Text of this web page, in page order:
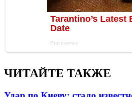
ЧИТАЙТЕ ТАКЖЕ